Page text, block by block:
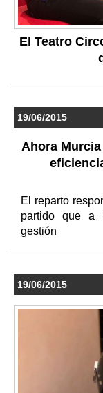
El Teatro
19/06/2015
Ahora
El reparto
partido que a
gestión
19/06/2015